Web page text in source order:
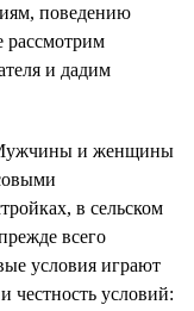
поведению
рассмотрим
и дадим
и женщины
в сельском
всего
условия играют
честность условий: